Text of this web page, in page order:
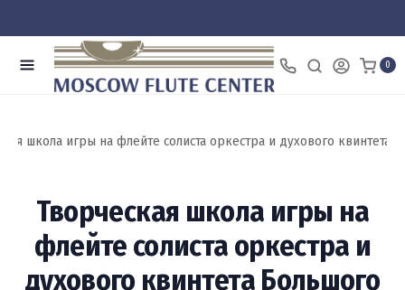
0
школа игры на флейте солиста оркестра и духового квинтета
Творческая школа игры на
флейте солиста оркестра и
духового квинтета Большого